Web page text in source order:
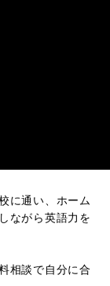
に通い、ホーム
ながら英語力を
相談で自分に合